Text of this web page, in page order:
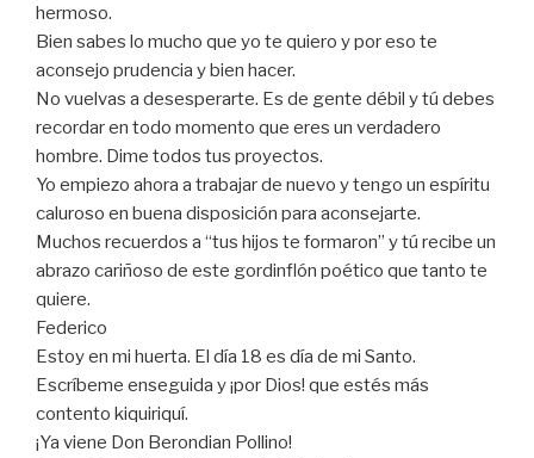
hermoso.
Bien sabes lo mucho que yo te quiero y por eso te
aconsejo prudencia y bien hacer.
No vuelvas a desesperarte. Es de gente débil y tú debes
recordar en todo momento que eres un verdadero
hombre. Dime todos tus proyectos.
Yo empiezo ahora a trabajar de nuevo y tengo un espíritu
caluroso en buena disposición para aconsejarte.
Muchos recuerdos a “tus hijos te formaron” y tú recibe un
abrazo cariñoso de este gordinflón poético que tanto te
quiere.
Federico
Estoy en mi huerta. El día 18 es día de mi Santo.
Escríbeme enseguida y ¡por Dios! que estés más
contento kiquiriquí.
¡Ya viene Don Berondian Pollino!